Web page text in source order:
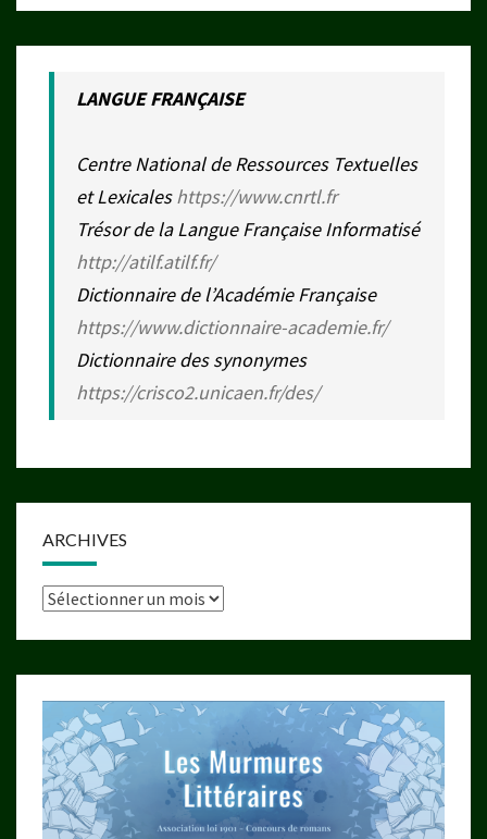
LANGUE FRANÇAISE
Centre National de Ressources Textuelles
et Lexicaleshttps://www.cnrtl.fr
Trésor de la Langue Française Informatisé
http://atilf.atilf.fr/
Dictionnaire de l’Académie Française
https://www.dictionnaire-academie.fr/
Dictionnaire des synonymes
https://crisco2.unicaen.fr/des/
ARCHIVES
Archives